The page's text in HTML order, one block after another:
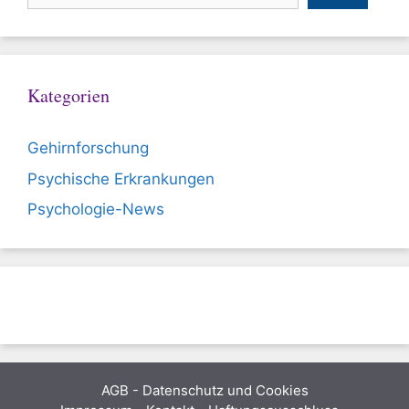
Kategorien
Gehirnforschung
Psychische Erkrankungen
Psychologie-News
AGB - Datenschutz und Cookies